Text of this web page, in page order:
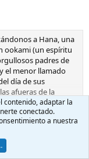
a Hana, una
ookami (un espíritu
padres de
el menor llamado
día de sus
afueras de la
e hijos, pero
mudarse a un
contenido, adaptar la
conectado.
a nuestra